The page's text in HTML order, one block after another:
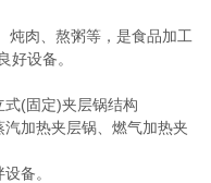
炖肉、熬粥等，是食品加工
好设备。
(固定)夹层锅结构
加热夹层锅、燃气加热夹
备。